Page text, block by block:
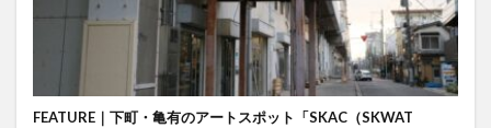
FEATURE｜下町・亀有のアートスポット「SKAC（SKWAT